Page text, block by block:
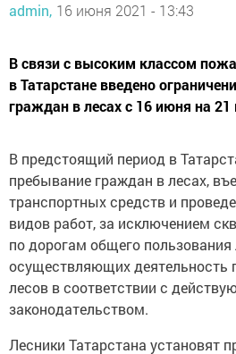
admin, 16 июня 2021 - 13:43
В связи с высоким классом
в Татарстане введено
граждан в лесах с 16 июня на
В предстоящий период в
пребывание граждан в лесах,
транспортных средств и
видов работ, за исключением
по дорогам общего
осуществляющих деятельность
лесов в соответствии с
законодательством.
Лесники Татарстана установят